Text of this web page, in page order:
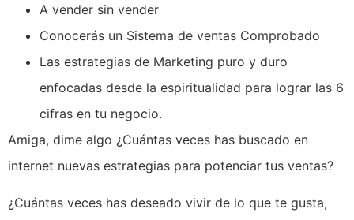
A vender sin vender
Conocerás un Sistema de ventas Comprobado
Las estrategias de Marketing puro y duro
enfocadas desde la espiritualidad para lograr las 6
cifras en tu negocio.
Amiga, dime algo ¿Cuántas veces has buscado en
internet nuevas estrategias para potenciar tus ventas?
¿Cuántas veces has deseado vivir de lo que te gusta,